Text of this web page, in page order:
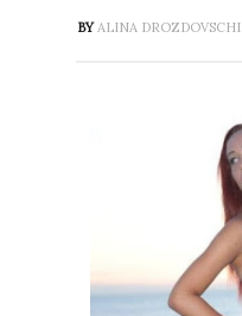
BY ALINA DROZDOVSCHI